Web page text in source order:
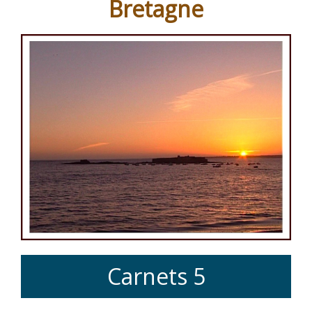
Bretagne
Carnets 5